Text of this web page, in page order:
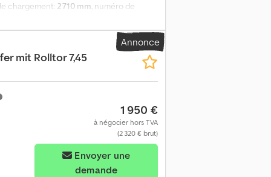
chargement: 2 710 mm, numéro de
de 7,82 m avec porte à enroulement *
révisée et parfaitement
* Tables rabattables * Plancher
réglage de hauteur * Pieds de
blanc neutre SANS marquage ! *
de rouille * Nettoyée, révisée
Aowt R H Isgmsrf * Largeur : Extérieur :
de passage à la porte à
journée, location longue durée
et modèles à la VENTE ou à la
Annonce
mit Rolltor 7,45
1 950 €
à négocier hors TVA
(2 320 € brut)
demande